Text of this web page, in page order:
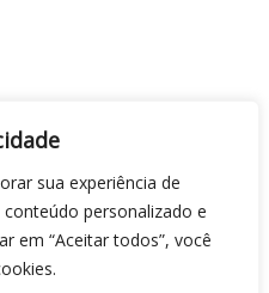
sua experiência de
personalizado e
em “Aceitar todos”, você